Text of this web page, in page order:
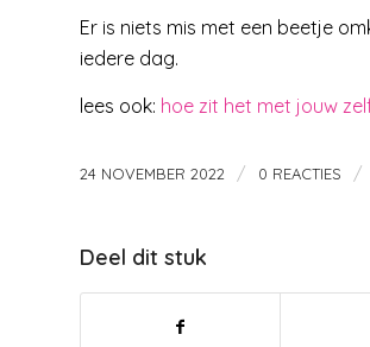
Er is niets mis met een beetje
iedere dag.
lees ook: hoe zit het met jouw
24 NOVEMBER 2022 / 0 REACTIES /
Deel dit stuk